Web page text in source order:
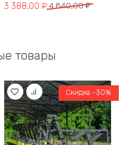
3 904,00 ₽.4 840,00₽
Первоначальная цена
3 388,00 ₽
Текущая цена: 3 388,00 ₽.
товары
Скидка -30%